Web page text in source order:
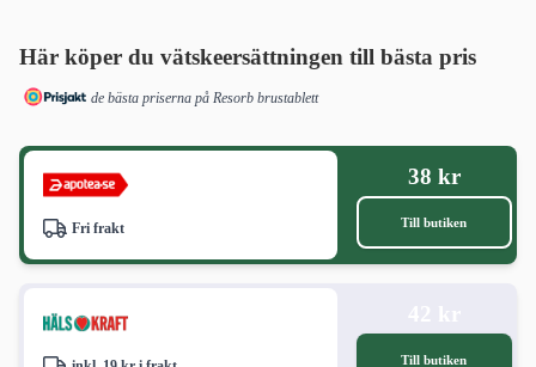
Här köper du vätskeersättningen till bästa pris
de bästa priserna på Resorb brustablett
Fri frakt
38 kr
Till butiken
Till butiken